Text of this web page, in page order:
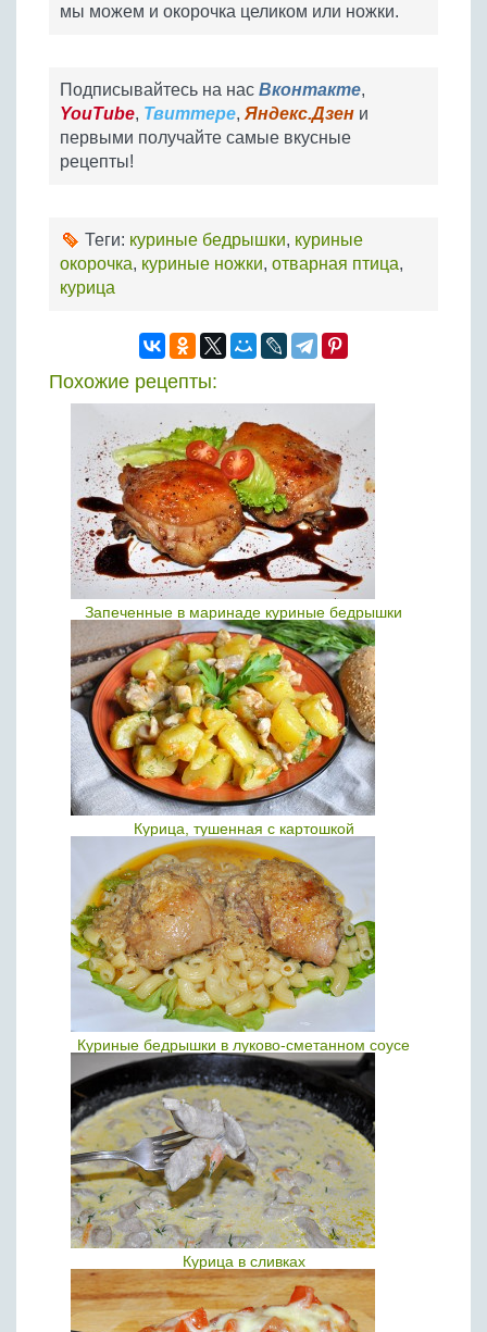
мы можем и окорочка целиком или ножки.
Подписывайтесь на нас Вконтакте,
YouTube, Твиттере, Яндекс.Дзен и
первыми получайте самые вкусные
рецепты!
Теги: куриные бедрышки, куриные
окорочка, куриные ножки, отварная птица,
курица
Похожие рецепты:
Запеченные в маринаде куриные бедрышки
Курица, тушенная с картошкой
Куриные бедрышки в луково-сметанном соусе
Курица в сливках